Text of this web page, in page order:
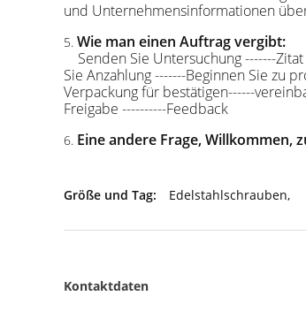
und Unternehmensinformationen
5. Wie man einen Auftrag vergibt:
Senden Sie Untersuchung -------
Sie Anzahlung -------Beginnen Sie zu
Verpackung für bestätigen------
Freigabe ----------Feedback
6. Eine andere Frage,
Größe und Tag: Edelstahlschrauben,
Kontaktdaten